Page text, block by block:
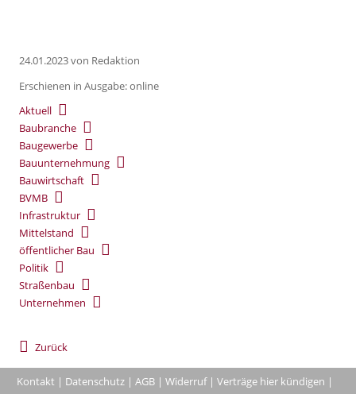
24.01.2023von Redaktion
Erschienen in Ausgabe: online
Aktuell
Baubranche
Baugewerbe
Bauunternehmung
Bauwirtschaft
BVMB
Infrastruktur
Mittelstand
öffentlicher Bau
Politik
Straßenbau
Unternehmen
Zurück
Kontakt | Datenschutz | AGB | Widerruf| Verträge hier kündigen |